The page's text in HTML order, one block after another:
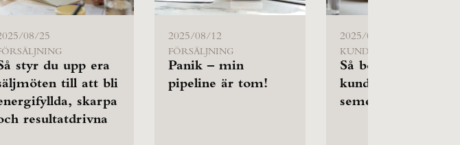
08/25
styr du upp era
till att bli
skarpa
resultatdrivna
2025/08/12
FÖRSÄLJNING
Panik – min
pipeline är tom!
2025/06/12
KUNDMÖTET
Så bokar du
kundmöten innan
semestern